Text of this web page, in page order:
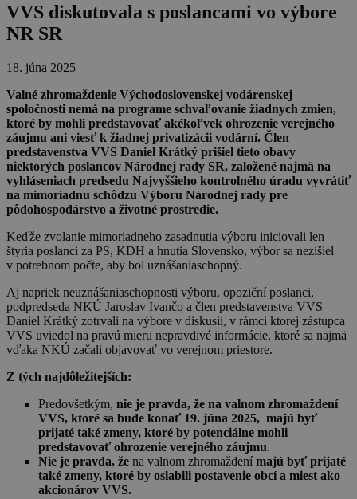
VVS diskutovala s poslancami vo výbore
NR SR
18. júna 2025
Valné zhromaždenie Východoslovenskej vodárenskej
spoločnosti nemá na programe schvaľovanie žiadnych zmien,
ktoré by mohli predstavovať akékoľvek ohrozenie verejného
záujmu ani viesť k žiadnej privatizácii vodární. Člen
predstavenstva VVS Daniel Krátký prišiel tieto obavy
niektorých poslancov Národnej rady SR, založené najmä na
vyhláseniach predsedu Najvyššieho kontrolného úradu vyvrátiť
na mimoriadnu schôdzu Výboru Národnej rady pre
pôdohospodárstvo a životné prostredie.
Keďže zvolanie mimoriadneho zasadnutia výboru iniciovali len
štyria poslanci za PS, KDH a hnutia Slovensko, výbor sa nezišiel
v potrebnom počte, aby bol uznášaniaschopný.
Aj napriek neuznášaniaschopnosti výboru, opoziční poslanci,
podpredseda NKÚ Jaroslav Ivančo a člen predstavenstva VVS
Daniel Krátký zotrvali na výbore v diskusii, v rámci ktorej zástupca
VVS uviedol na pravú mieru nepravdivé informácie, ktoré sa najmä
vďaka NKÚ začali objavovať vo verejnom priestore.
Z tých najdôležitejších:
Predovšetkým, nie je pravda, že na valnom zhromaždení
VVS, ktoré sa bude konať 19. júna 2025, majú byť
prijaté také zmeny, ktoré by potenciálne mohli
predstavovať ohrozenie verejného záujmu.
Nie je pravda, že na valnom zhromaždení majú byť prijaté
také zmeny, ktoré by oslabili postavenie obcí a miest ako
akcionárov VVS.